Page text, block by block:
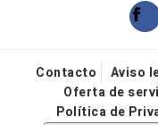
Contacto Aviso
Oferta de
Política de